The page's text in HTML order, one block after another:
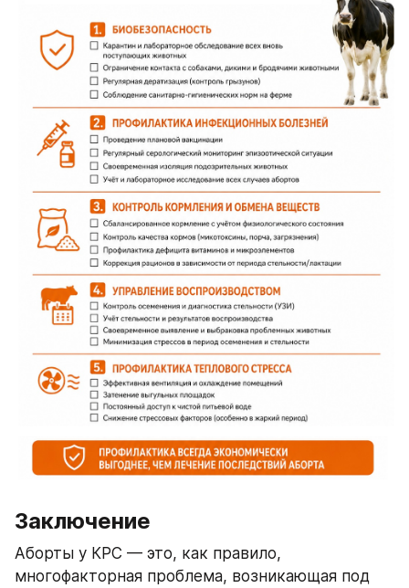
Заключение
Аборты у КРС — это, как правило,
многофакторная проблема, возникающая под